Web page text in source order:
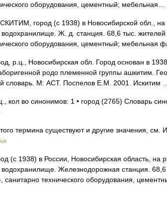
оборудования, цементный;
город (с 1938) в Новосибирской обл., на
водохранилище. Ж. д. станция. 68,6 тыс.
оборудования, цементный; мебельная
р.ц., Новосибирская обл. Город основан в
родо племенной группы ашкитим.
словарь. М: АСТ. Поспелов Е.М. 2001. Искитим
кол во синонимов: 1 • город (2765) Словарь
термина существуют и другие значения, см.
(с 1938) в России, Новосибирская область, на
водохранилище. Железнодорожная станция.
санитарно технического оборудования,